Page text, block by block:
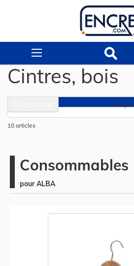
Cintres, bois
10 articles
Trier par
Consommables
pour ALBA